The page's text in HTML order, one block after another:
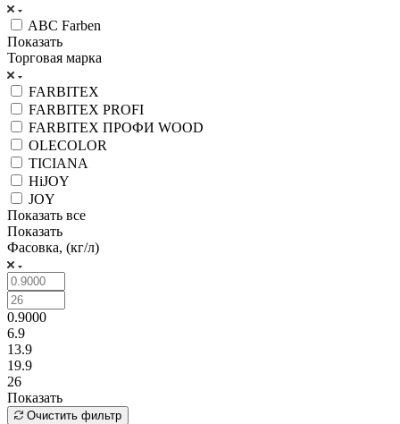
ABC Farben
Показать
Торговая марка
FARBITEX
FARBITEX PROFI
FARBITEX ПРОФИ WOOD
OLECOLOR
TICIANA
HiJOY
JOY
Показать все
Показать
Фасовка, (кг/л)
0.9000
6.9
13.9
19.9
26
Показать
Очистить фильтр